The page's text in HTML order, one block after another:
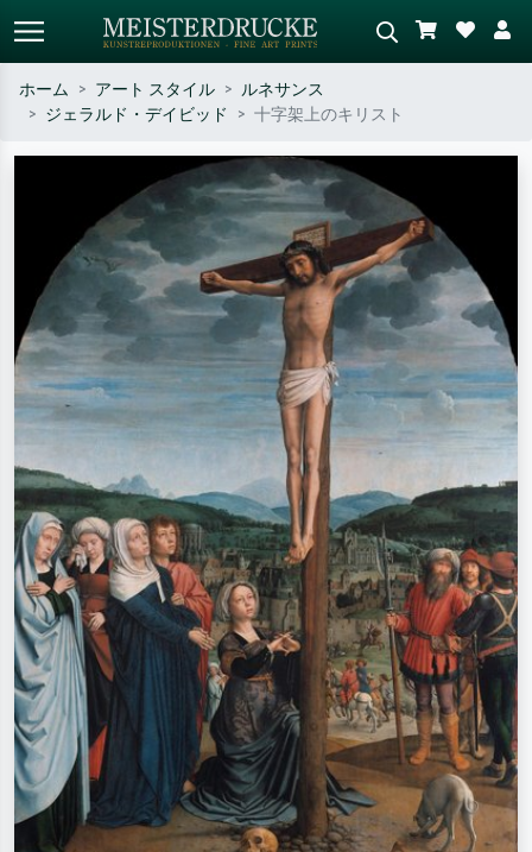
作家名・作品名・スタイルで検索
– 例：モネ、星月夜、印象派、北
斎の波、ヌード。
シーンを説明してください – 例：
緑の草原、赤の多い抽象画、暗い
油絵、木のそばの立ち姿のヌー
ド。
ホーム アート スタイル
ルネサンス
ジェラルド・デイビッド
十字架上のキリスト